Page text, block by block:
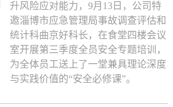
升风险应对能力，9月13日，公司特
邀淄博市应急管理局事故调查评估和
统计科曲京好科长，在食堂四楼会议
室开展第三季度全员安全专题培训，
为全体员工送上了一堂兼具理论深度
与实践价值的“安全必修课”。